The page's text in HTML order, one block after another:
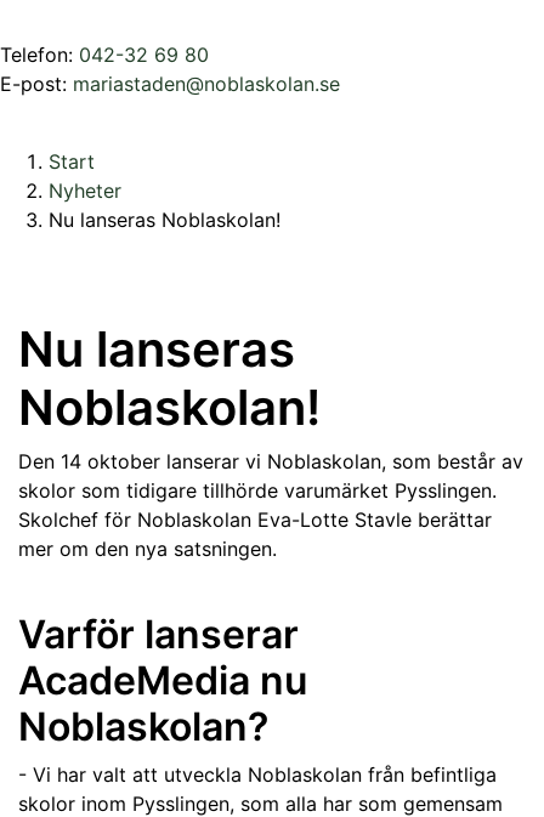
Telefon: 042-32 69 80
E-post: mariastaden@noblaskolan.se
Start
Nyheter
Nu lanseras Noblaskolan!
Nu lanseras
Noblaskolan!
Den 14 oktober lanserar vi Noblaskolan, som består av
skolor som tidigare tillhörde varumärket Pysslingen.
Skolchef för Noblaskolan Eva-Lotte Stavle berättar
mer om den nya satsningen.
Varför lanserar
AcadeMedia nu
Noblaskolan?
- Vi har valt att utveckla Noblaskolan från befintliga
skolor inom Pysslingen, som alla har som gemensam